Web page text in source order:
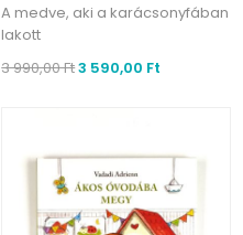
A medve, aki a karácsonyfában
lakott
3 990,00 Ft3 590,00 Ft